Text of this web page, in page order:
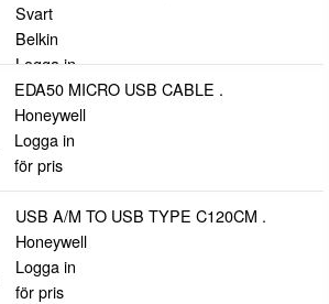
Svart
Belkin
Logga in
för pris
EDA50 MICRO USB CABLE .
Honeywell
Logga in
för pris
USB A/M TO USB TYPE C120CM .
Honeywell
Logga in
för pris